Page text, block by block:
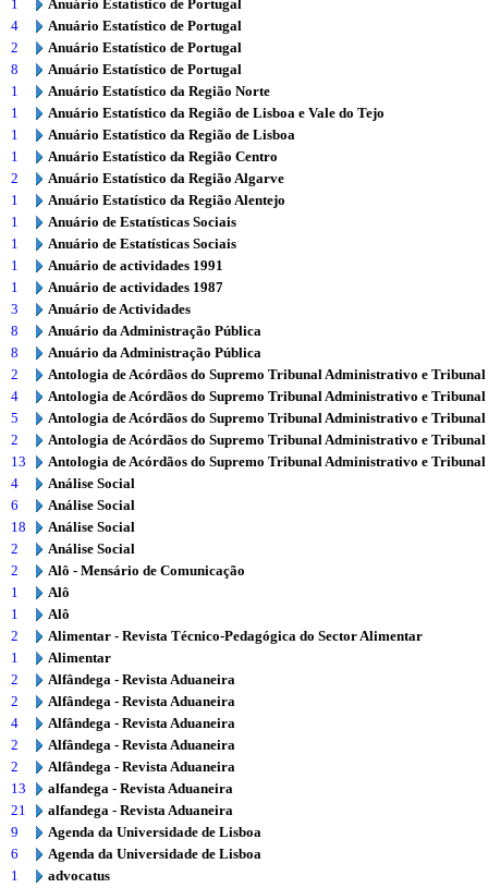
1
Anuário Estatístico de Portugal
4
Anuário Estatístico de Portugal
2
Anuário Estatístico de Portugal
8
Anuário Estatístico de Portugal
1
Anuário Estatístico da Região Norte
1
Anuário Estatístico da Região de Lisboa e Vale do Tejo
1
Anuário Estatístico da Região de Lisboa
1
Anuário Estatístico da Região Centro
2
Anuário Estatístico da Região Algarve
1
Anuário Estatístico da Região Alentejo
1
Anuário de Estatísticas Sociais
1
Anuário de Estatísticas Sociais
1
Anuário de actividades 1991
1
Anuário de actividades 1987
3
Anuário de Actividades
8
Anuário da Administração Pública
8
Anuário da Administração Pública
2
Antologia de Acórdãos do Supremo Tribunal Administrativo e
4
Antologia de Acórdãos do Supremo Tribunal Administrativo e
5
Antologia de Acórdãos do Supremo Tribunal Administrativo e
2
Antologia de Acórdãos do Supremo Tribunal Administrativo e
13
Antologia de Acórdãos do Supremo Tribunal Administrativo e
4
Análise Social
6
Análise Social
18
Análise Social
2
Análise Social
2
Alô - Mensário de Comunicação
1
Alô
1
Alô
2
Alimentar - Revista Técnico-Pedagógica do Sector Alimentar
1
Alimentar
2
Alfândega - Revista Aduaneira
2
Alfândega - Revista Aduaneira
4
Alfândega - Revista Aduaneira
2
Alfândega - Revista Aduaneira
2
Alfândega - Revista Aduaneira
13
alfandega - Revista Aduaneira
21
alfandega - Revista Aduaneira
9
Agenda da Universidade de Lisboa
6
Agenda da Universidade de Lisboa
1
advocatus